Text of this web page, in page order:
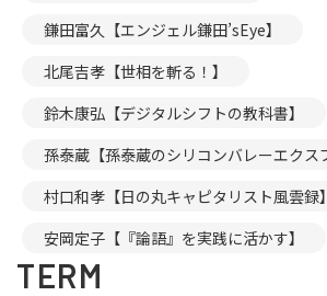
鎌田富久【エンジェル鎌田’sEye】
北尾吉孝【世相を斬る！】
鈴木康弘【デジタルシフトの教科書】
孫泰蔵【孫泰蔵のシリコンバレーエクス
村口和孝【日の丸キャピタリスト風雲録】
安岡定子【『論語』を実践に活かす】
TERM